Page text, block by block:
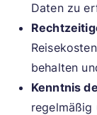
Daten zu
behalten
Kenntnis
regelmäßig